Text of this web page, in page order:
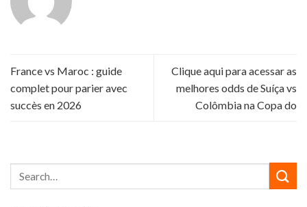
France vs Maroc : guide
complet pour parier avec
succès en 2026
Clique aqui para acessar as
melhores odds de Suíça vs
Colômbia na Copa do